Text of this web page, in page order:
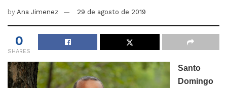
by Ana Jimenez 29 de agosto de 2019
0
SHARES
Santo
Domingo